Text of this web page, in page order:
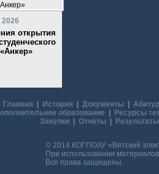
открытия
Главная История Документы|
образование
Ресурсы
Закупки| Отчеты|
© 2014 КОГПОАУ «Вятский
При использовании
Все права защищены.